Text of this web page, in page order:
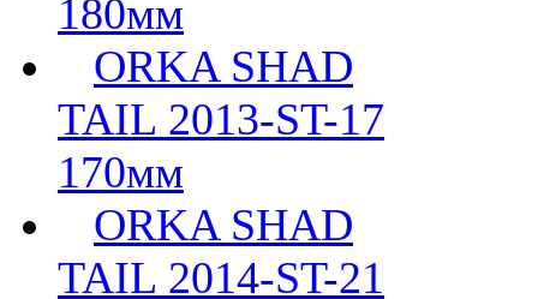
180мм
ORKA SHAD
TAIL 2013-ST-17
170мм
ORKA SHAD
TAIL 2014-ST-21